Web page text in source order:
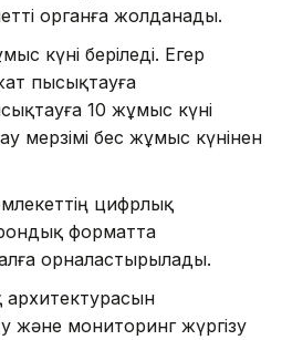
органға жолданады.
күні беріледі. Егер
пысықтауға
10 жұмыс күні
мерзімі бес жұмыс күнінен
цифрлық
форматта
орналастырылады.
және мониторинг жүргізу